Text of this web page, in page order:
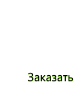
Заказать